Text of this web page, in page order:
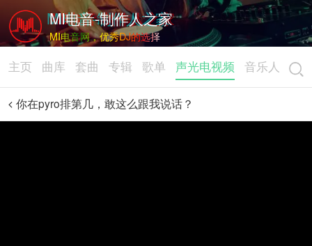
MI电音-制作人之家
MI电音网，优秀DJ的选择
主页 曲库 套曲 专辑 歌单 声光电视频 音乐人
你在pyro排第几，敢这么跟我说话？